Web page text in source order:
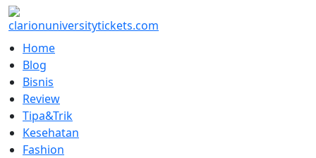
Skip
to
contentHome
Blog
Bisnis
Review
Tipa&Trik
Kesehatan
Fashion